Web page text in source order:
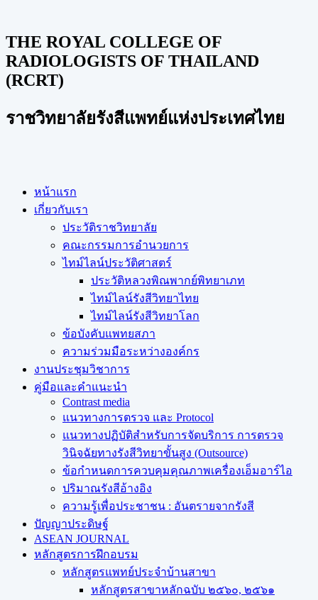
THE ROYAL COLLEGE OF
RADIOLOGISTS OF THAILAND
(RCRT)
ราชวิทยาลัยรังสีแพทย์แห่งประเทศไทย
หน้าแรก
เกี่ยวกับเรา
ประวัติราชวิทยาลัย
คณะกรรมการอำนวยการ
ไทม์ไลน์ประวัติศาสตร์
ประวัติหลวงพิณพากย์พิทยาเภท
ไทม์ไลน์รังสีวิทยาไทย
ไทม์ไลน์รังสีวิทยาโลก
ข้อบังคับแพทยสภา
ความร่วมมือระหว่างองค์กร
งานประชุมวิชาการ
คู่มือและคำแนะนำ
Contrast media
แนวทางการตรวจ และ Protocol
แนวทางปฏิบัติสำหรับการจัดบริการ การตรวจ
วินิจฉัยทางรังสีวิทยาขั้นสูง (Outsource)
ข้อกำหนดการควบคุมคุณภาพเครื่องเอ็มอาร์ไอ
ปริมาณรังสีอ้างอิง
ความรู้เพื่อประชาชน : อันตรายจากรังสี
ปัญญาประดิษฐ์
ASEAN JOURNAL
หลักสูตรการฝึกอบรม
หลักสูตรแพทย์ประจำบ้านสาขา
หลักสูตรสาขาหลักฉบับ ๒๕๖๐, ๒๕๖๑